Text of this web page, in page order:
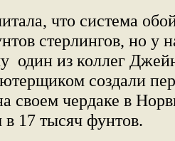
что система
стерлингов, но у
один из коллег
создали
своем чердаке в
17 тысяч фунтов.